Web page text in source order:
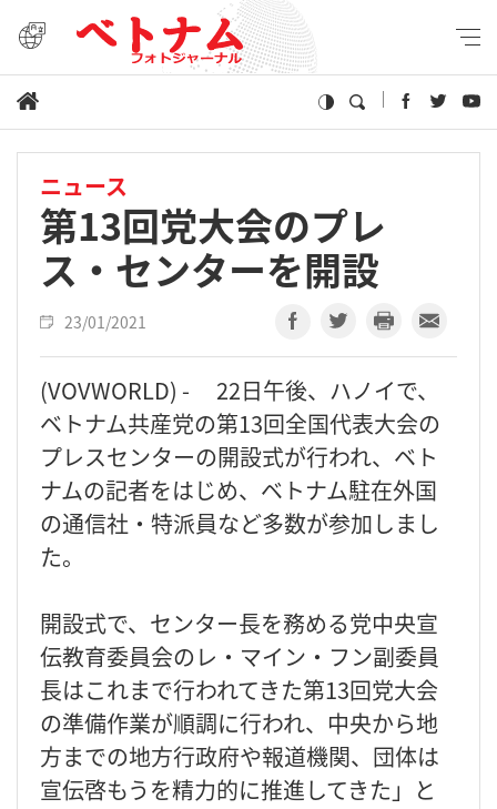
ニュース
第13回党大会のプレ
ス・センターを開設
23/01/2021
(VOVWORLD) - 22日午後、ハノイで、
ベトナム共産党の第13回全国代表大会の
プレスセンターの開設式が行われ、ベト
ナムの記者をはじめ、ベトナム駐在外国
の通信社・特派員など多数が参加しまし
た。
開設式で、センター長を務める党中央宣
伝教育委員会のレ・マイン・フン副委員
長はこれまで行われてきた第13回党大会
の準備作業が順調に行われ、中央から地
方までの地方行政府や報道機関、団体は
宣伝啓もうを精力的に推進してきた」と